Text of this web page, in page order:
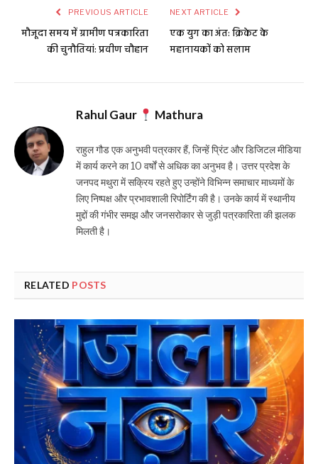
PREVIOUS ARTICLE
मौजूदा समय में ग्रामीण पत्रकारिता
की चुनौतियां: प्रवीण चौहान
NEXT ARTICLE
एक युग का अंत: क्रिकेट के
महानायकों को सलाम
Rahul Gaur Mathura
राहुल गौड एक अनुभवी पत्रकार हैं, जिन्हें प्रिंट और डिजिटल मीडिया
में कार्य करने का 10 वर्षों से अधिक का अनुभव है। उत्तर प्रदेश के
जनपद मथुरा में सक्रिय रहते हुए उन्होंने विभिन्न समाचार माध्यमों के
लिए निष्पक्ष और प्रभावशाली रिपोर्टिंग की है। उनके कार्य में स्थानीय
मुद्दों की गंभीर समझ और जनसरोकार से जुड़ी पत्रकारिता की झलक
मिलती है।
RELATED POSTS